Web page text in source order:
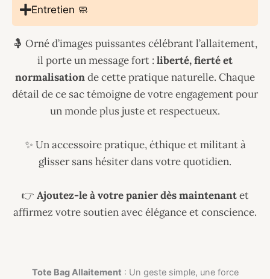
Entretien 🧼
🤱 Orné d’images puissantes célébrant l’allaitement,
il porte un message fort : liberté, fierté et
normalisationde cette pratique naturelle. Chaque
détail de ce sac témoigne de votre engagement pour
un monde plus juste et respectueux.
✨ Un accessoire pratique, éthique et militant à
glisser sans hésiter dans votre quotidien.
👉 Ajoutez-le à votre panier dès maintenantet
affirmez votre soutien avec élégance et conscience.
Tote Bag Allaitement : Un geste simple, une force